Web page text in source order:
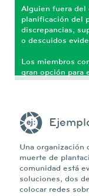
Alguien fuera del
planificación del
discrepancias,
o descuidos
Los miembros
gran opción para
Una organización
muerte de
comunidad está
soluciones, dos
colocar redes